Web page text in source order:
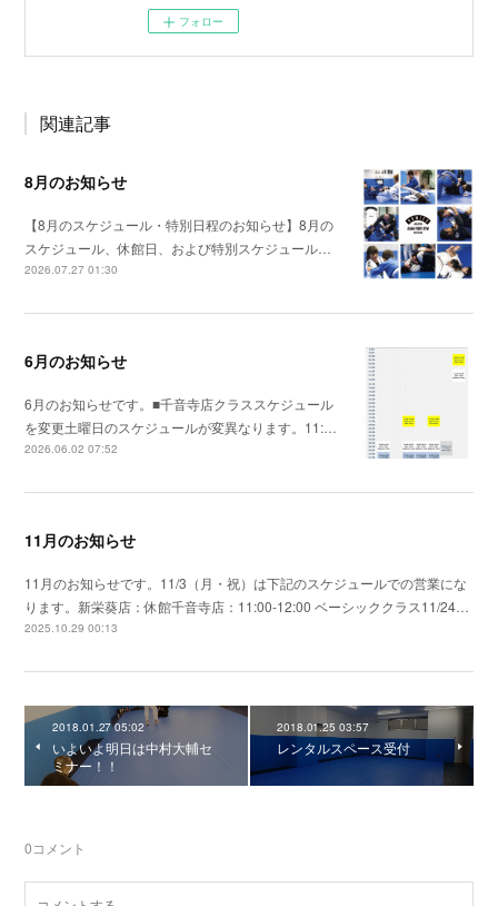
フォロー
関連記事
8月のお知らせ
【8月のスケジュール・特別日程のお知らせ】8月の
スケジュール、休館日、および特別スケジュール…
2026.07.27 01:30
6月のお知らせ
6月のお知らせです。■千音寺店クラススケジュール
を変更土曜日のスケジュールが変異なります。11:…
2026.06.02 07:52
11月のお知らせ
11月のお知らせです。11/3（月・祝）は下記のスケジュールでの営業にな
ります。新栄葵店：休館千音寺店：11:00-12:00 ベーシッククラス11/24…
2025.10.29 00:13
2018.01.27 05:02
いよいよ明日は中村大輔セ
ミナー！！
2018.01.25 03:57
レンタルスペース受付
0コメント